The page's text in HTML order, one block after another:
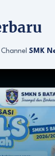
SMK